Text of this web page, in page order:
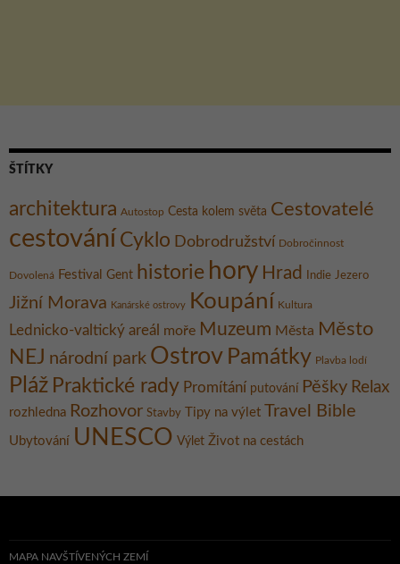
ŠTÍTKY
architektura Autostop Cesta kolem světa Cestovatelé
cestování Cyklo Dobrodružství Dobročinnost
Dovolená Festival Gent historie hory Hrad Indie Jezero
Jižní Morava Kanárské ostrovy Koupání Kultura
Lednicko-valtický areál moře Muzeum Města Město
NEJ národní park Ostrov Památky Plavba lodí
Pláž Praktické rady Promítání putování Pěšky Relax
rozhledna Rozhovor Stavby Tipy na výlet Travel Bible
Ubytování UNESCO Výlet Život na cestách
MAPA NAVŠTÍVENÝCH ZEMÍ